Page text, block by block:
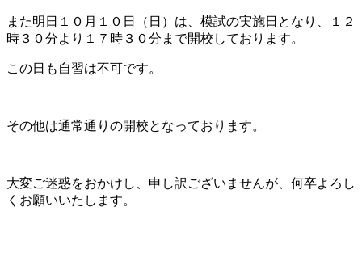
また明日１０月１０日（日）は、模試の実施日となり、１２
時３０分より１７時３０分まで開校しております。
この日も自習は不可です。
その他は通常通りの開校となっております。
大変ご迷惑をおかけし、申し訳ございませんが、何卒よろし
くお願いいたします。